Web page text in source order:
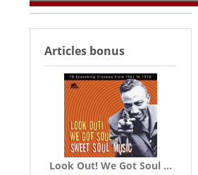
Articles bonus
Look Out! We Got Soul ...